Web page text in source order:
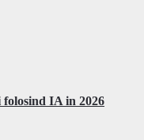
folosind IA in 2026